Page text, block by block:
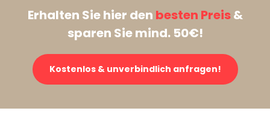
Erhalten Sie hier den besten Preis&
sparen Sie mind. 50€!
Kostenlos & unverbindlich anfragen!